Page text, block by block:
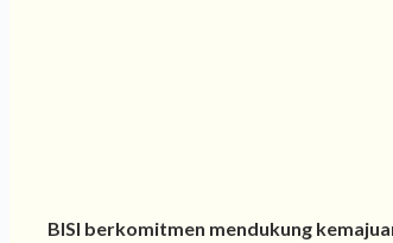
BISI berkomitmen mendukung